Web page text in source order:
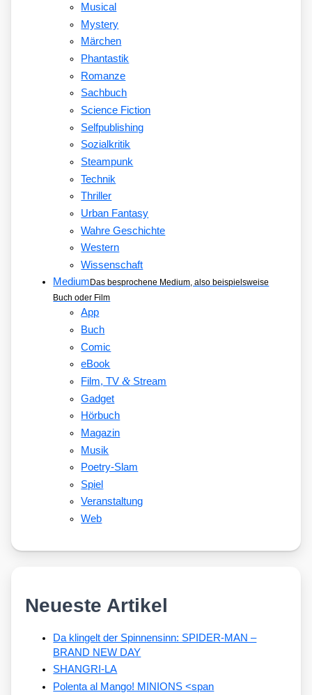
Musical
Mystery
Märchen
Phantastik
Romanze
Sachbuch
Science Fiction
Selfpublishing
Sozialkritik
Steampunk
Technik
Thriller
Urban Fantasy
Wahre Geschichte
Western
Wissenschaft
Medium Das besprochene Medium, also beispielsweise
Buch oder Film
App
Buch
Comic
eBook
Film, TV&Stream
Gadget
Hörbuch
Magazin
Musik
Poetry-Slam
Spiel
Veranstaltung
Web
Neueste Artikel
Da klingelt der Spinnensinn: SPIDER-MAN –
BRAND NEW DAY
SHANGRI-LA
Polenta al Mango! MINIONS <span